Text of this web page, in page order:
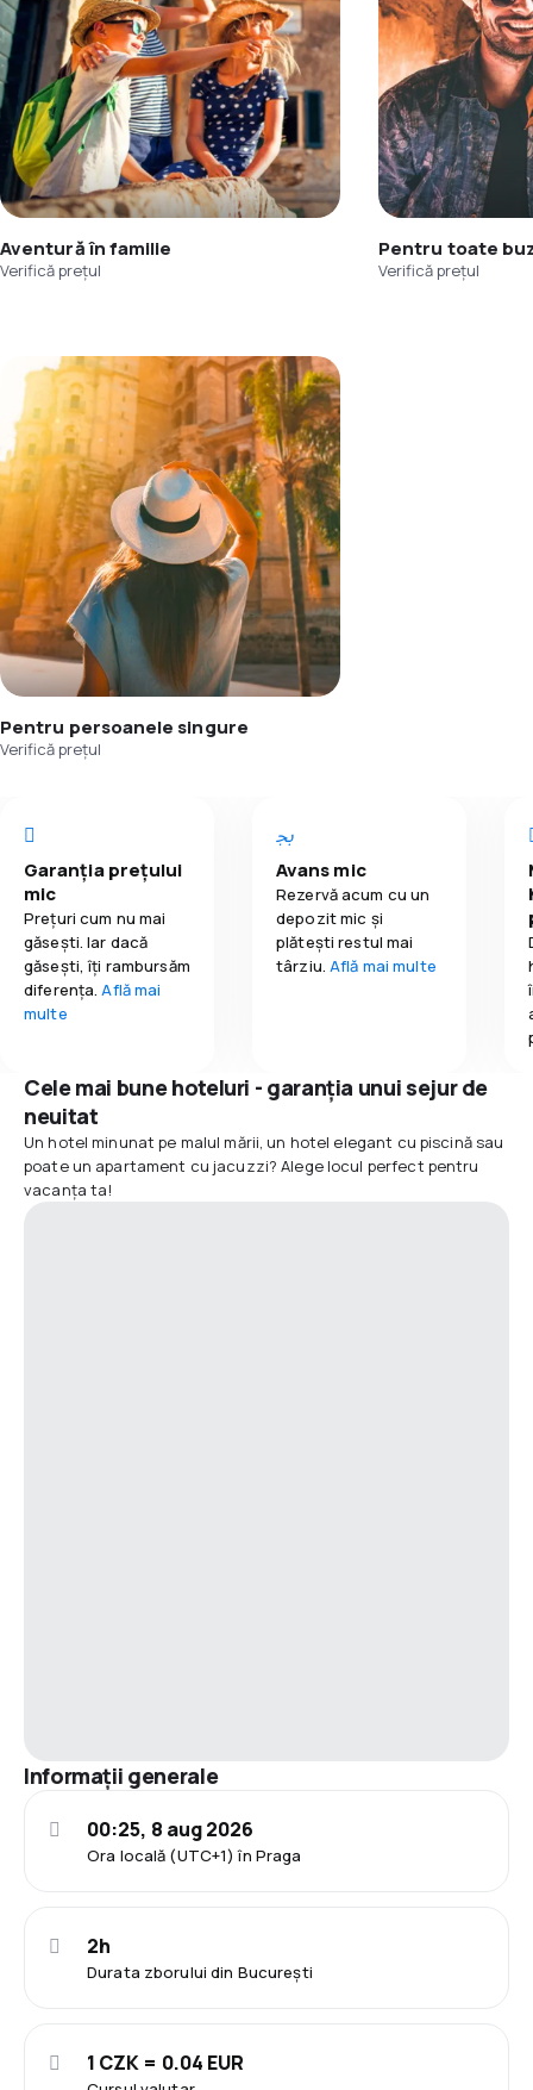
Aventură în familie
Verifică prețul
Pentru toate
Verifică prețul
Pentru persoanele singure
Verifică prețul
Garanția prețului
mic
Prețuri cum nu mai
găsești. Iar dacă
găseşti, îți rambursăm
diferența.Află mai
multe
Avans mic
Rezervă acum cu un
depozit mic și
plătești restul mai
târziu.Află mai multe
Cele mai bune hoteluri - garanția unui sejur de
neuitat
Un hotel minunat pe malul mării, un hotel elegant cu piscină sau
poate un apartament cu jacuzzi? Alege locul perfect pentru
vacanța ta!
Informații generale
Ora locală (UTC+1) în Praga
00:25, 8 aug 2026
Durata zborului din București
2h
1 CZK = 0.04 EUR